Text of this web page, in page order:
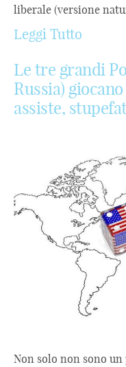
liberale (versione
Leggi Tutto
Le tre grandi
Russia)
assiste,
Non solo non sono